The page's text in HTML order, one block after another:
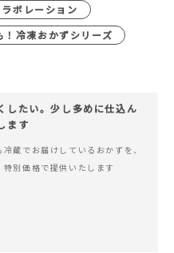
ラボレーション
！冷凍おかずシリーズ
したい。少し多めに仕込ん
ます
冷蔵でお届けしているおかずを、
特別価格で提供いたします